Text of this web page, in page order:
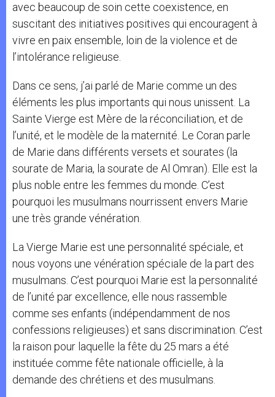
avec beaucoup de soin cette coexistence, en
suscitant des initiatives positives qui encouragent à
vivre en paix ensemble, loin de la violence et de
l’intolérance religieuse.
Dans ce sens, j’ai parlé de Marie comme un des
éléments les plus importants qui nous unissent. La
Sainte Vierge est Mère de la réconciliation, et de
l’unité, et le modèle de la maternité. Le Coran parle
de Marie dans différents versets et sourates (la
sourate de Maria, la sourate de Al Omran). Elle est la
plus noble entre les femmes du monde. C’est
pourquoi les musulmans nourrissent envers Marie
une très grande vénération.
La Vierge Marie est une personnalité spéciale, et
nous voyons une vénération spéciale de la part des
musulmans. C’est pourquoi Marie est la personnalité
de l’unité par excellence, elle nous rassemble
comme ses enfants (indépendamment de nos
confessions religieuses) et sans discrimination. C’est
la raison pour laquelle la fête du 25 mars a été
instituée comme fête nationale officielle, à la
demande des chrétiens et des musulmans.